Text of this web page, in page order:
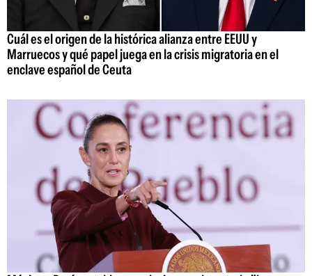
Cuál es el origen de la histórica alianza entre EEUU y
Marruecos y qué papel juega en la crisis migratoria en el
enclave español de Ceuta